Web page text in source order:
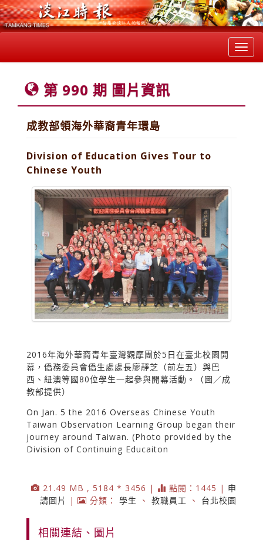
第 990 期 圖片資訊
成教部領海外華裔青年環島
Division of Education Gives Tour to
Chinese Youth
2016年海外華裔青年臺灣觀摩團於5日在臺北校園開
幕，僑務委員會僑生處處長廖靜芝（前左五）與巴
西、紐澳等國80位學生一起參與開幕活動。（圖／成
教部提供）
On Jan. 5 the 2016 Overseas Chinese Youth
Taiwan Observation Learning Group began their
journey around Taiwan. (Photo provided by the
Division of Continuing Educaiton
21.49 MB , 5184 * 3456 | 點閱：1445 | 申
請圖片
| 分類： 學生 、 教職員工 、 台北校園
相關連結、圖片